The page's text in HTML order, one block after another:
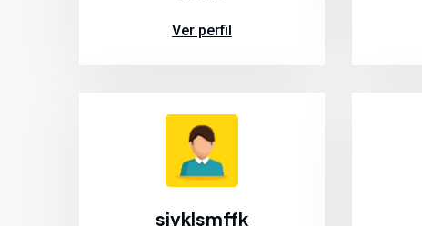
Ver perfil
siyklsmffk